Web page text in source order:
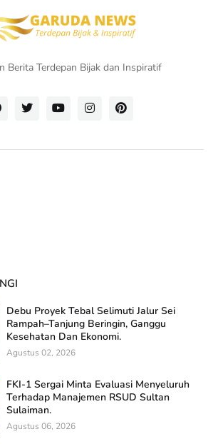
Berita Terdepan Bijak dan Inspiratif
Debu Proyek Tebal Selimuti Jalur Sei
Rampah–Tanjung Beringin, Ganggu
Kesehatan Dan Ekonomi.
Agustus 02, 2026
FKI-1 Sergai Minta Evaluasi Menyeluruh
Terhadap Manajemen RSUD Sultan
Sulaiman.
Agustus 06, 2026